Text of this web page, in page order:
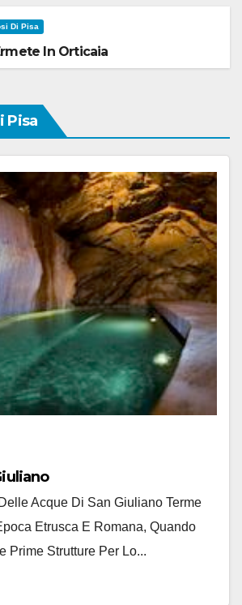
Di Pisa
In Orticaia
Pisa
Acque Di San Giuliano Terme
Etrusca E Romana, Quando
Prime Strutture Per Lo...